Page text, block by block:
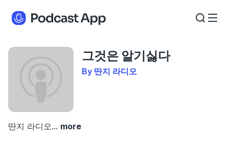
그것은 알기싫다
By 딴지 라디오
딴지 라디오... more